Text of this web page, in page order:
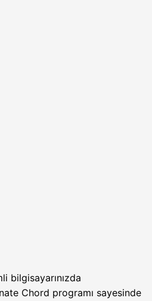
bilgisayarınızda
Chord programı sayesinde